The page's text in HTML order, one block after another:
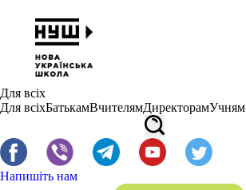
Для всіх
Для всіхБатькамВчителямДиректорамУчням
Напишіть нам